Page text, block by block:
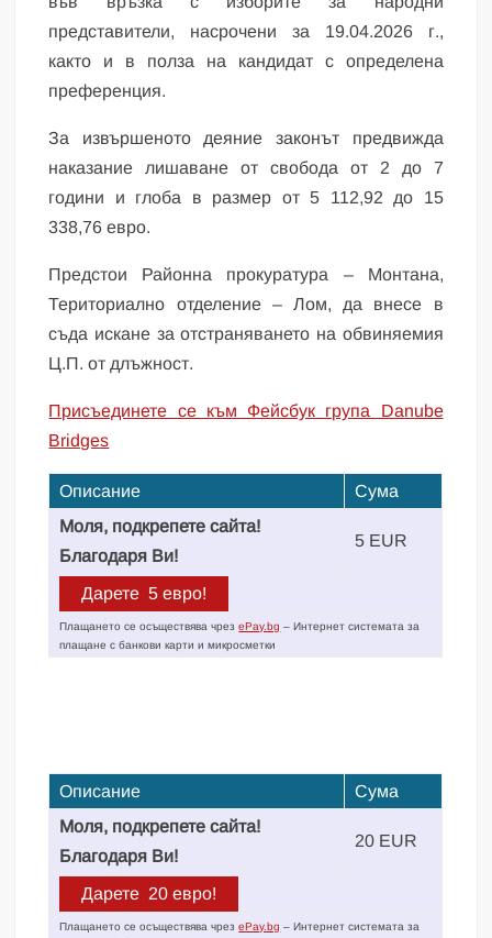
представители, насрочени за 19.04.2026 г.,
както и в полза на кандидат с определена
преференция.
За извършеното деяние законът предвижда
наказание лишаване от свобода от 2 до 7
години и глоба в размер от 5 112,92 до 15
338,76 евро.
Предстои Районна прокуратура – Монтана,
Териториално отделение – Лом, да внесе в
съда искане за отстраняването на обвиняемия
Ц.П. от длъжност.
Присъединете се към Фейсбук група Danube
Bridges
Описание
Сума
Моля, подкрепете сайта!
Благодаря Ви!
5 EUR
Плащането се осъществява чрезePay.bg – Интернет системата за
плащане с банкови карти и микросметки
Описание
Сума
Моля, подкрепете сайта!
Благодаря Ви!
20 EUR
Плащането се осъществява чрезePay.bg – Интернет системата за